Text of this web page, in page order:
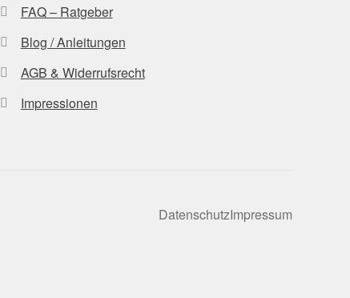
FAQ – Ratgeber
Blog / Anleitungen
AGB & Widerrufsrecht
Impressionen
DatenschutzImpressum